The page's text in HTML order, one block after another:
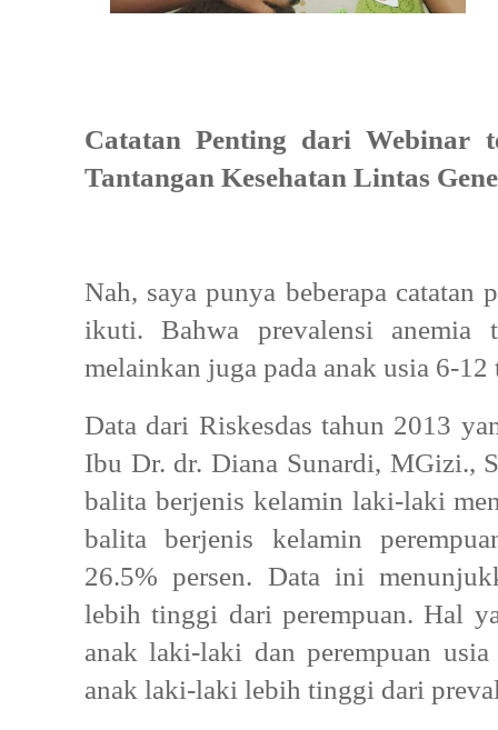
Catatan Penting dari Webinar
Tantangan Kesehatan Lintas
Nah, saya punya beberapa catatan
ikuti. Bahwa prevalensi anemia
melainkan juga pada anak usia 6-
Data dari Riskesdas tahun 2013
Ibu Dr. dr. Diana Sunardi, MGizi.,
balita berjenis kelamin laki-laki
balita berjenis kelamin
26.5% persen. Data ini
lebih tinggi dari perempuan. Hal
anak laki-laki dan perempuan
anak laki-laki lebih tinggi dari